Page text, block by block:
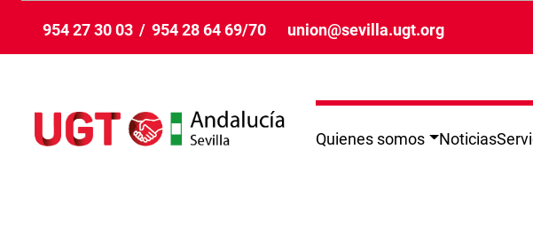
954 27 30 03 / 954 28 64 69/70 union@sevilla.ugt.org
Quienes somos Noticias